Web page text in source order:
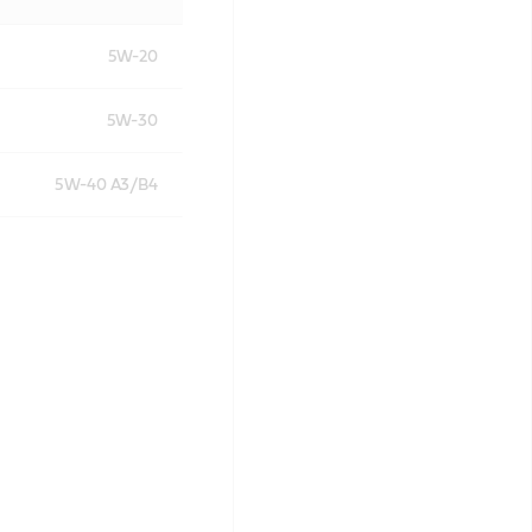
5W-20
5W-30
5W-40 A3/B4